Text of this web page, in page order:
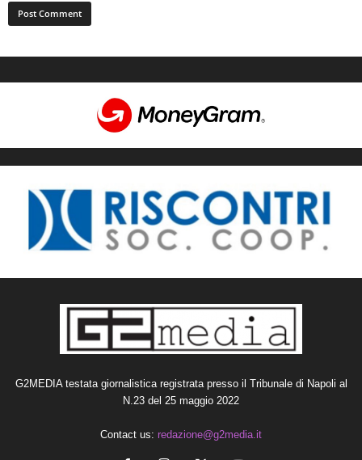
G2MEDIA testata giornalistica registrata presso il Tribunale di Napoli al
N.23 del 25 maggio 2022
Contact us: redazione@g2media.it